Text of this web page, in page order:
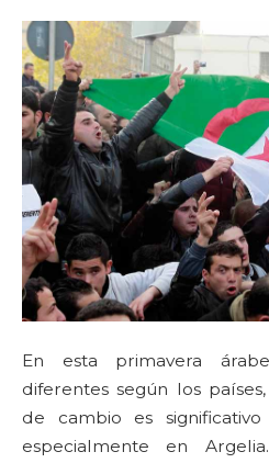
En esta primavera
diferentes según los
de cambio es
especialmente en